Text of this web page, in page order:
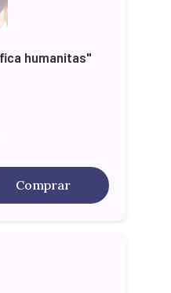
humanitas"
Comprar